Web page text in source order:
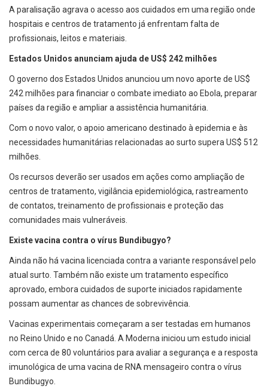
A paralisação agrava o acesso aos cuidados em uma região onde
hospitais e centros de tratamento já enfrentam falta de
profissionais, leitos e materiais.
Estados Unidos anunciam ajuda de US$ 242 milhões
O governo dos Estados Unidos anunciou um novo aporte de US$
242 milhões para financiar o combate imediato ao Ebola, preparar
países da região e ampliar a assistência humanitária.
Com o novo valor, o apoio americano destinado à epidemia e às
necessidades humanitárias relacionadas ao surto supera US$ 512
milhões.
Os recursos deverão ser usados em ações como ampliação de
centros de tratamento, vigilância epidemiológica, rastreamento
de contatos, treinamento de profissionais e proteção das
comunidades mais vulneráveis.
Existe vacina contra o vírus Bundibugyo?
Ainda não há vacina licenciada contra a variante responsável pelo
atual surto. Também não existe um tratamento específico
aprovado, embora cuidados de suporte iniciados rapidamente
possam aumentar as chances de sobrevivência.
Vacinas experimentais começaram a ser testadas em humanos
no Reino Unido e no Canadá. A Moderna iniciou um estudo inicial
com cerca de 80 voluntários para avaliar a segurança e a resposta
imunológica de uma vacina de RNA mensageiro contra o vírus
Bundibugyo.